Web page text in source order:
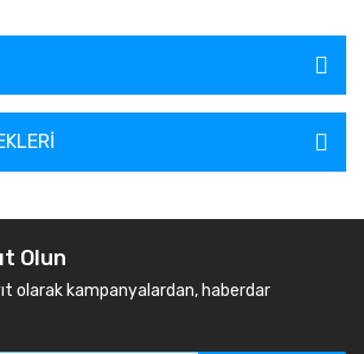
Olun
olarak kampanyalardan, haberdar